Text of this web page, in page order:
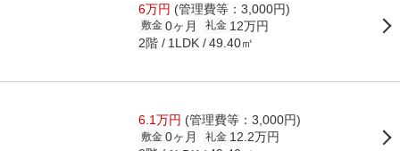
6万円 (管理費等：3,000円)
敷金 0ヶ月 礼金 12万円
2階 1LDK 49.40㎡
6.1万円 (管理費等：3,000円)
敷金 0ヶ月 礼金 12.2万円